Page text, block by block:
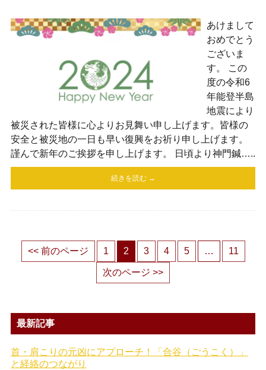
あけまして
おめでとう
ございま
す。 この
度の令和6
年能登半島
地震により
被災された皆様に心よりお見舞い申し上げます。皆様の
安全と被災地の一日も早い復興をお祈り申し上げます。
謹んで新年のご挨拶を申し上げます。 日頃より神門鍼…..
続きを読む →
<< 前のページ 1 2 3 4 5 … 11
次のページ >>
最新記事
首・肩こりの元凶にアプローチ！「合谷（ごうこく）」
と経絡のつながり